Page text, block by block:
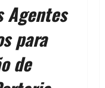
Agentes
para
de